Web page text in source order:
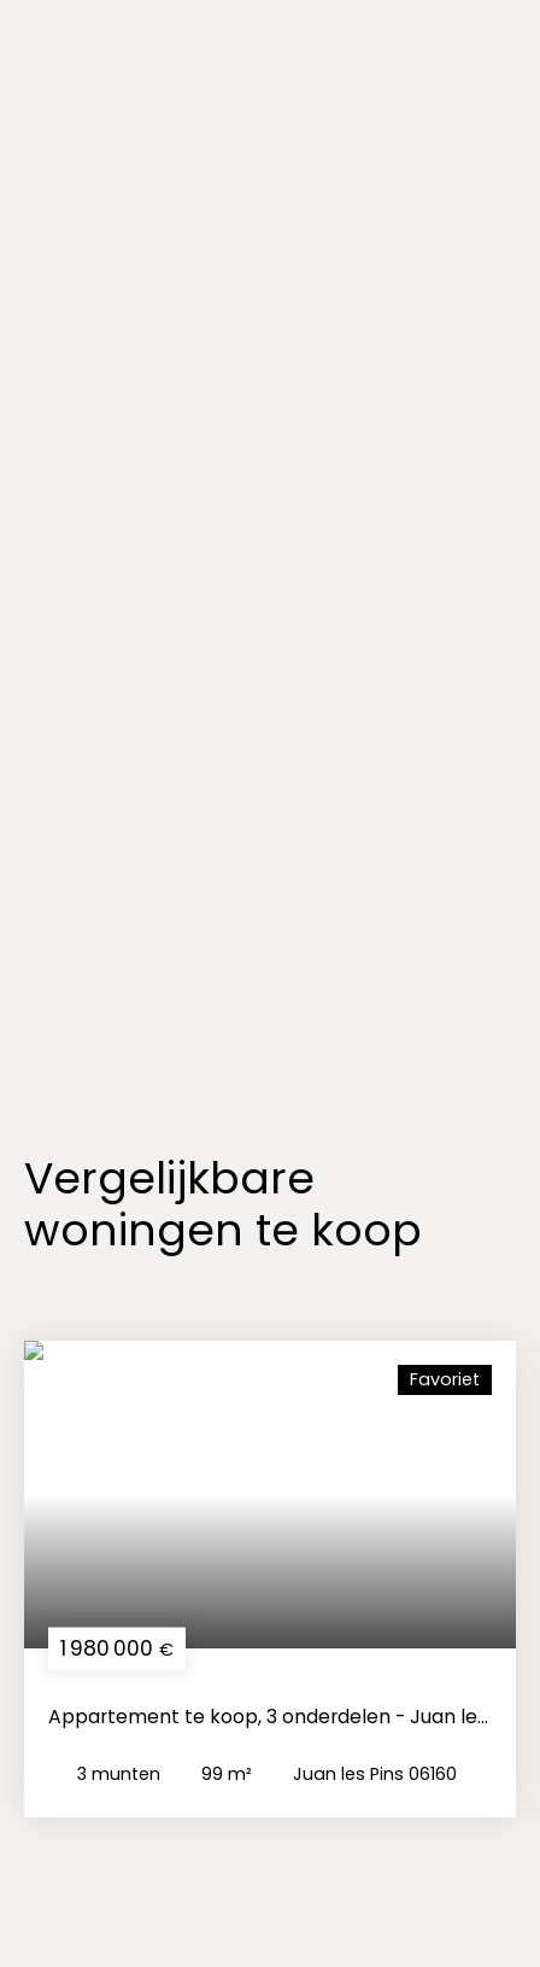
Vergelijkbare
woningen te koop
Favoriet
1 980 000 €
Appartement te koop, 3 onderdelen - Juan les
3 munten 99 m² Juan les Pins 06160